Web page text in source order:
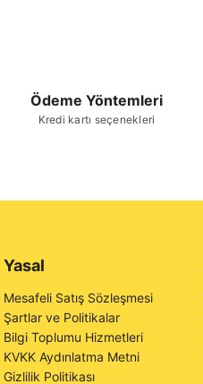
Ödeme Yöntemleri
Kredi kartı seçenekleri
Yasal
Mesafeli Satış Sözleşmesi
Şartlar ve Politikalar
Bilgi Toplumu Hizmetleri
KVKK Aydınlatma Metni
Gizlilik Politikası